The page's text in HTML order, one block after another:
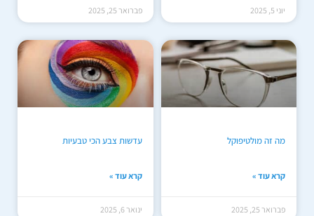
יוני 5, 2025 פברואר 25, 2025
מה זה מולטיפוקל
קרא עוד »
פברואר 25, 2025
עדשות צבע הכי טבעיות
קרא עוד »
ינואר 6, 2025